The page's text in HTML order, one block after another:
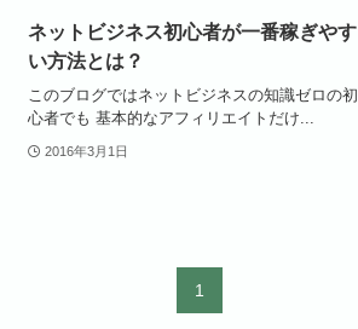
ネットビジネス初心者が一番稼ぎやす
い方法とは？
このブログではネットビジネスの知識ゼロの初
心者でも 基本的なアフィリエイトだけ...
2016年3月1日
1